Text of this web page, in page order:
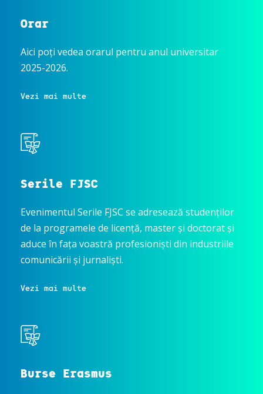
Orar
Aici poți vedea orarul pentru anul universitar
2025-2026.
Vezi mai multe
Serile FJSC
Evenimentul Serile FJSC se adresează studenților
de la programele de licență, master și doctorat și
aduce în fața voastră profesioniști din industriile
comunicării și jurnaliști.
Vezi mai multe
Burse Erasmus